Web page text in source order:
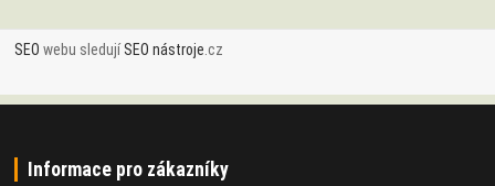
SEO webu sledujíSEO nástroje.cz
Informace pro zákazníky